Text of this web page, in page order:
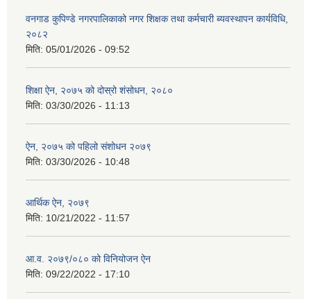
वनगाड कुपिण्डे नगरपालिकाको नगर शिक्षक तथा कर्मचारी ब्यवस्थापन कार्यविधि,
२०८२
मिति: 05/01/2026 - 09:52
शिक्षा ऐन, २०७५ को दोस्रो शंसोधन, २०८०
मिति: 03/30/2026 - 11:13
ऐन, २०७५ को पहिलो संशोधन २०७९
मिति: 03/30/2026 - 10:48
आर्थिक ऐन, २०७९
मिति: 10/21/2022 - 11:57
आ.व. २०७९/०८० को विनियोजन ऐन
मिति: 09/22/2022 - 17:10